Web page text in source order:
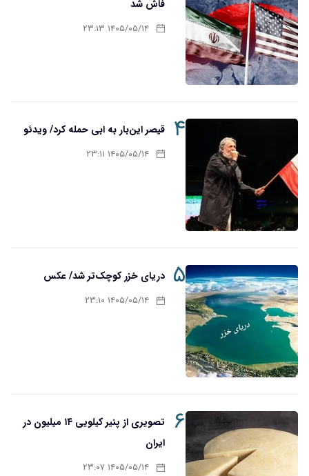
فاش شد
۱۴۰۵/۰۵/۱۴ ۲۳:۱۳
۴ قیصر این‌بار به ابی حمله کرد/ ویدئو
۱۴۰۵/۰۵/۱۴ ۲۳:۱۱
۵ دریای خزر کوچک‌تر شد/ عکس
۱۴۰۵/۰۵/۱۴ ۲۳:۱۰
۶
تصویری از پنیر کیلویی ۱۴ میلیون در
ایران
۱۴۰۵/۰۵/۱۴ ۲۳:۰۷